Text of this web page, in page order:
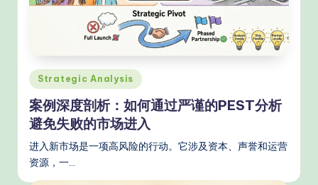
Posted
in
Strategic Analysis
案例深度剖析：如何通过严谨的PEST分析
避免失败的市场进入
进入新市场是一项高风险的行动。它涉及资本、声誉和运营
资源，一…